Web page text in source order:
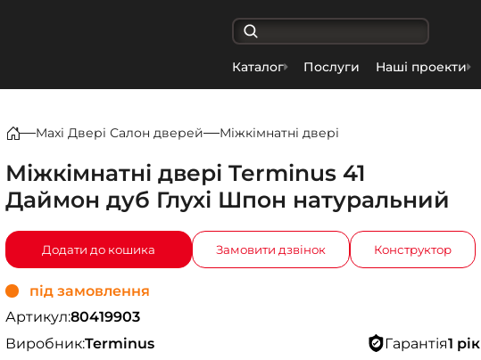
Каталог Послуги Наші проекти
Maxi Двері Салон дверей Міжкімнатні двері
Міжкімнатні двері Terminus 41
Даймон дуб Глухі Шпон натуральний
Додати до кошика Замовити дзвінок Конструктор
під замовлення
Артикул:80419903
Виробник:Terminus Гарантія1 рік